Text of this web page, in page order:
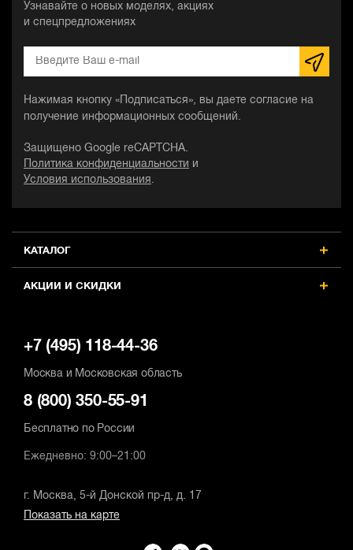
КАТАЛОГ
АКЦИИ И СКИДКИ
Узнавайте о новых моделях, акциях
и спецпредложениях
Нажимая кнопку «Подписаться», вы даете согласие на
получение информационных сообщений.
Защищено Google reCAPTCHA.
Политика конфиденциальности и
Условия использования.
+7 (495) 118-44-36
Москва и Московская область
8 (800) 350-55-91
Бесплатно по России
Ежедневно: 9:00–21:00
г. Москва, 5-й Донской пр-д, д. 17
Показать на карте